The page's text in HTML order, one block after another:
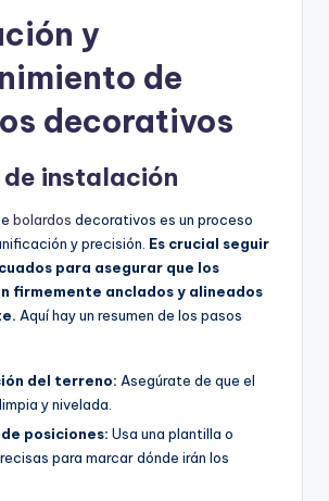
y
de
decorativos
instalación
bolardos decorativos es un proceso
y precisión. Es crucial seguir
para asegurar que los
firmemente anclados y alineados
Aquí hay un resumen de los pasos
del terreno: Asegúrate de que el
y nivelada.
posiciones: Usa una plantilla o
para marcar dónde irán los